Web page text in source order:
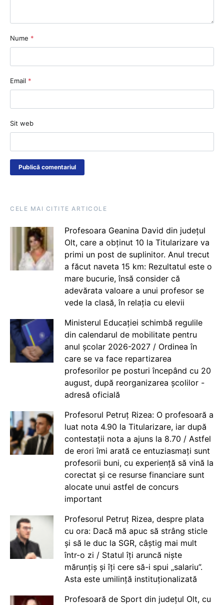
Nume *
Email *
Sit web
CELE MAI CITITE ARTICOLE
Profesoara Geanina David din județul
Olt, care a obținut 10 la Titularizare va
primi un post de suplinitor. Anul trecut
a făcut naveta 15 km: Rezultatul este o
mare bucurie, însă consider că
adevărata valoare a unui profesor se
vede la clasă, în relația cu elevii
Ministerul Educației schimbă regulile
din calendarul de mobilitate pentru
anul școlar 2026-2027 / Ordinea în
care se va face repartizarea
profesorilor pe posturi începând cu 20
august, după reorganizarea școlilor -
adresă oficială
Profesorul Petruț Rizea: O profesoară a
luat nota 4.90 la Titularizare, iar după
contestații nota a ajuns la 8.70 / Astfel
de erori îmi arată ce entuziasmați sunt
profesorii buni, cu experiență să vină la
corectat și ce resurse financiare sunt
alocate unui astfel de concurs
important
Profesorul Petruț Rizea, despre plata
cu ora: Dacă mă apuc să strâng sticle
și să le duc la SGR, câștig mai mult
într-o zi / Statul îți aruncă niște
mărunțiș și îți cere să-i spui „salariu”.
Asta este umilință instituționalizată
Profesoară de Sport din județul Olt, cu